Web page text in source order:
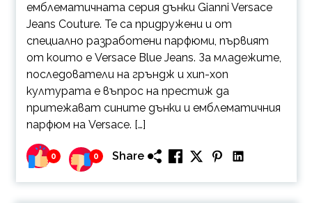
емблематичната серия дънки Gianni Versace
Jeans Couture. Те са придружени и от
специално разработени парфюми, първият
от които е Versace Blue Jeans. За младежите,
последователи на гръндж и хип-хоп
културата е въпрос на престиж да
притежават сините дънки и емблематичния
парфюм на Versace. […]
0 0 Share